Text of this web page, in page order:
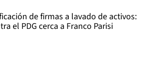
de firmas a lavado de activos:
el PDG cerca a Franco Parisi